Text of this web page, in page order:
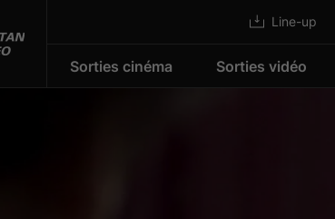
Line-up
Sorties cinéma Sorties vidéo